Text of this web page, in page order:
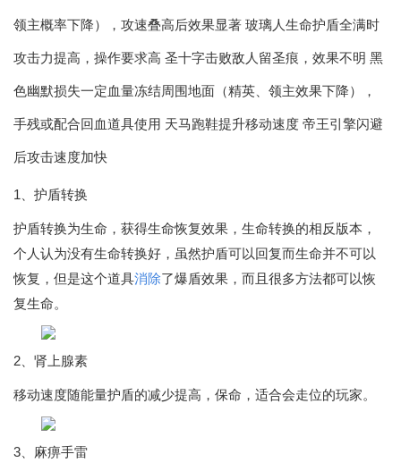
领主概率下降），攻速叠高后效果显著 玻璃人生命护盾全满时
攻击力提高，操作要求高 圣十字击败敌人留圣痕，效果不明 黑
色幽默损失一定血量冻结周围地面（精英、领主效果下降），
手残或配合回血道具使用 天马跑鞋提升移动速度 帝王引擎闪避
后攻击速度加快
1、护盾转换
护盾转换为生命，获得生命恢复效果，生命转换的相反版本，
个人认为没有生命转换好，虽然护盾可以回复而生命并不可以
恢复，但是这个道具消除了爆盾效果，而且很多方法都可以恢
复生命。
2、肾上腺素
移动速度随能量护盾的减少提高，保命，适合会走位的玩家。
3、麻痹手雷